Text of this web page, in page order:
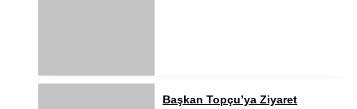
Başkan Topçu’ya Ziyaret